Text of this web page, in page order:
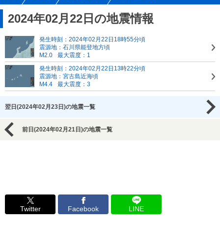
2024年02月22日の地震情報
発生時刻：2024年02月22日18時55分頃
震源地：石川県能登地方頃
M2.0
最大震度：1
発生時刻：2024年02月22日13時22分頃
震源地：宮古島近海頃
M4.4
最大震度：3
翌日(2024年02月23日)の地震一覧
前日(2024年02月21日)の地震一覧
Twitter Facebook LINE